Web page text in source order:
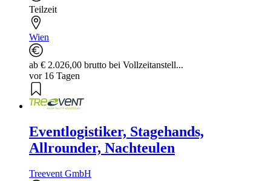
Teilzeit
Wien
ab € 2.026,00 brutto bei Vollzeitanstell...
vor 16 Tagen
Eventlogistiker, Stagehands,
Allrounder, Nachteulen
Treevent GmbH